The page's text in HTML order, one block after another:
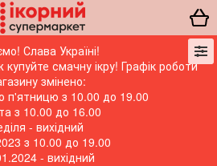
Слава Україні!
смачну ікру! Графік роботи
змінено:
п'ятницю з 10.00 до 19.00
з 10.00 до 16.00
- вихідний
з 10.00 до 19.00
- вихідний